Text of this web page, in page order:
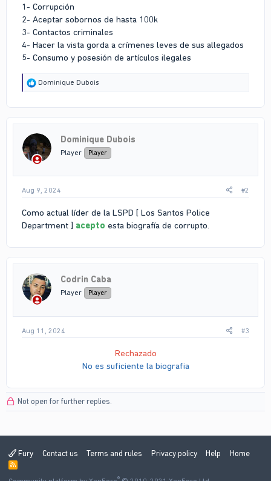
1- Corrupción
2- Aceptar sobornos de hasta 100k
3- Contactos criminales
4- Hacer la vista gorda a crímenes leves de sus allegados
5- Consumo y posesión de artículos ilegales
R
t
n
s
Dominique Dubois
Dominique Dubois
Player Player
Aug 9, 2024 #2
Como actual líder de la LSPD [ Los Santos Police
Department ] acepto esta biografía de corrupto.
Codrin Caba
Player Player
Aug 11, 2024 #3
Rechazado
No es suficiente la biografia
Not open for further replies.
Fury Contact us Terms and rules Privacy policy Help Home
R
S
®